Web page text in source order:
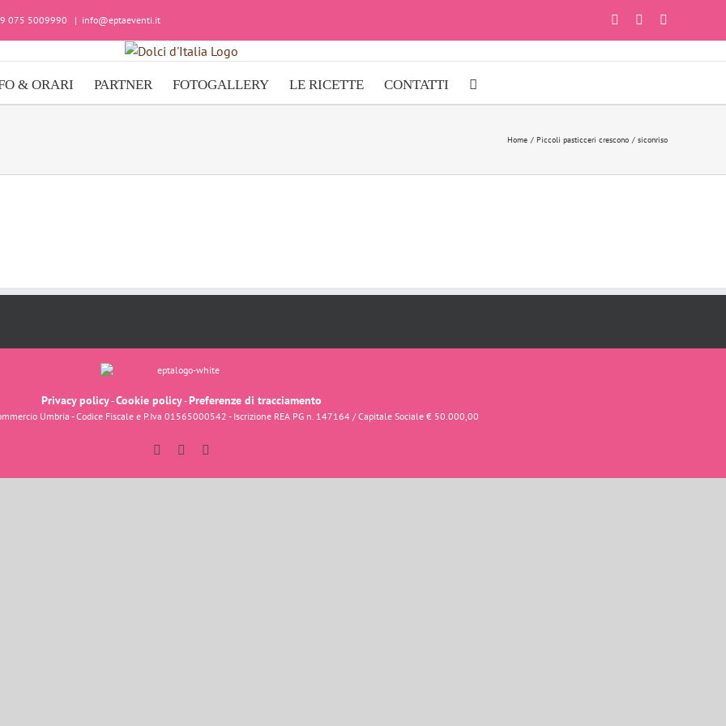
075 5009990 | info@eptaeventi.it FacebookInstagram
& ORARI PARTNER FOTOGALLERY LE RICETTE CONTATTI
Home Piccoli pasticceri crescono siconriso
Privacy policy-Cookie policy-Preferenze di tracciamento
Umbria - Codice Fiscale e P.Iva 01565000542 - Iscrizione REA PG n. 147164 / Capitale Sociale € 50.000,00
FacebookInstagram